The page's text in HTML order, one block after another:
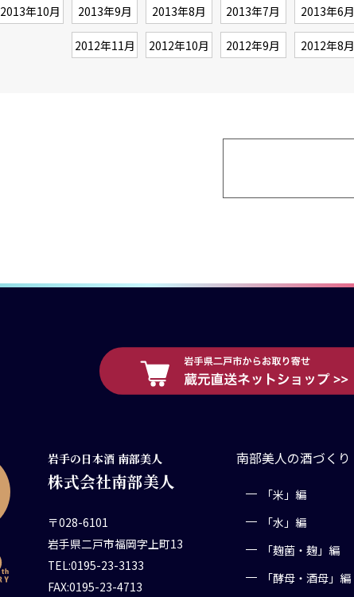
2013年10月 2013年9月 2013年8月 2013年7月 2013年6月
2012年11月 2012年10月 2012年9月 2012年8月
岩手の日本酒 南部美人
株式会社南部美人
〒028-6101
岩手県二戸市福岡字上町13
TEL:0195-23-3133
FAX:0195-23-4713
南部美人の酒づくり
「米」編
「水」編
「麹菌・麹」編
「酵母・酒母」編